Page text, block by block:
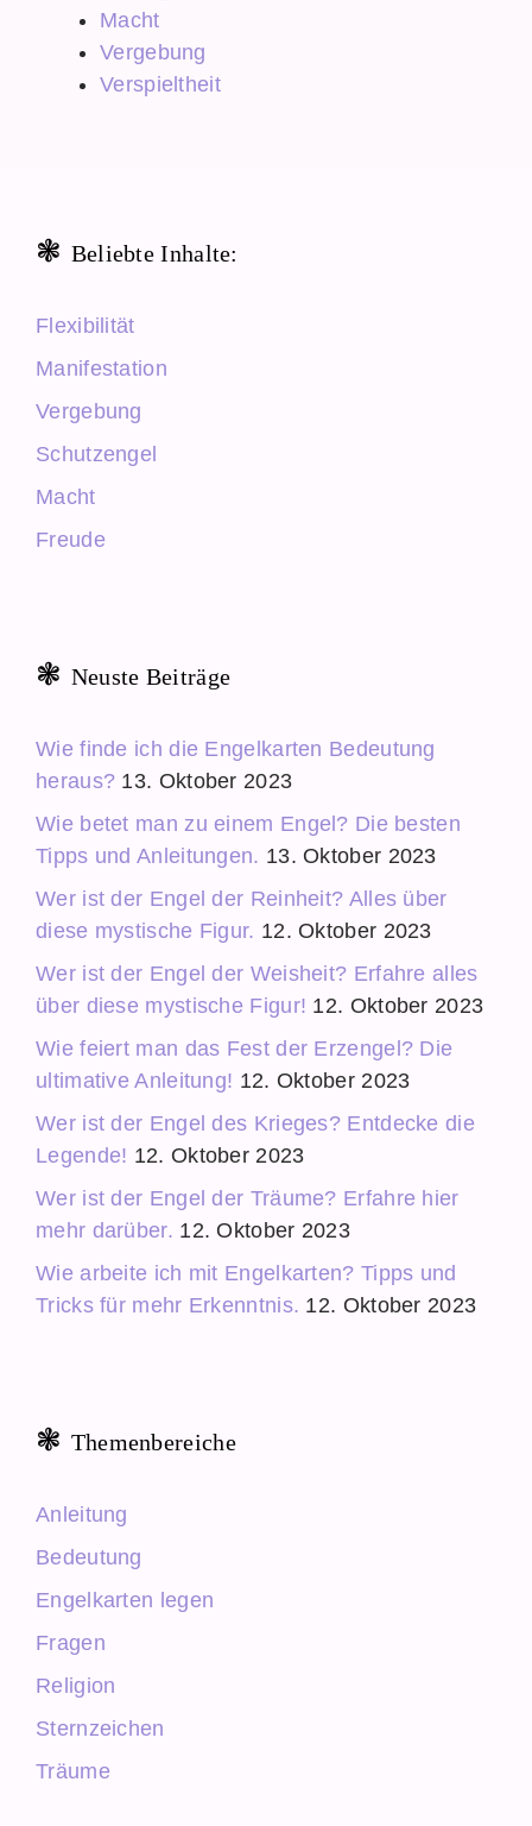
Macht
Vergebung
Verspieltheit
Beliebte Inhalte:
Flexibilität
Manifestation
Vergebung
Schutzengel
Macht
Freude
Neuste Beiträge
Wie finde ich die Engelkarten Bedeutung
heraus? 13. Oktober 2023
Wie betet man zu einem Engel? Die besten
Tipps und Anleitungen. 13. Oktober 2023
Wer ist der Engel der Reinheit? Alles über
diese mystische Figur. 12. Oktober 2023
Wer ist der Engel der Weisheit? Erfahre alles
über diese mystische Figur! 12. Oktober 2023
Wie feiert man das Fest der Erzengel? Die
ultimative Anleitung! 12. Oktober 2023
Wer ist der Engel des Krieges? Entdecke die
Legende! 12. Oktober 2023
Wer ist der Engel der Träume? Erfahre hier
mehr darüber. 12. Oktober 2023
Wie arbeite ich mit Engelkarten? Tipps und
Tricks für mehr Erkenntnis. 12. Oktober 2023
Themenbereiche
Anleitung
Bedeutung
Engelkarten legen
Fragen
Religion
Sternzeichen
Träume